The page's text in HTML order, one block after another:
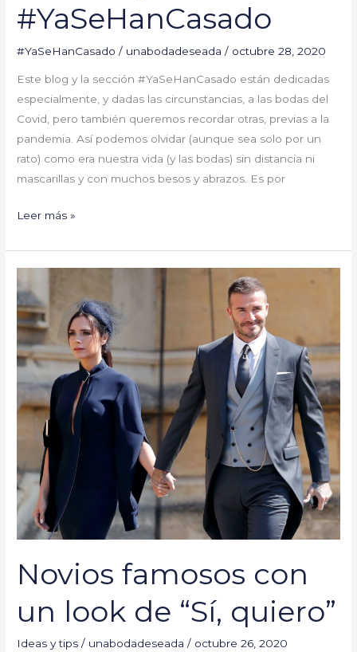
#YaSeHanCasado
#YaSeHanCasado / unabodadeseada/ octubre 28, 2020
Este blog y la sección #YaSeHanCasado están dedicadas
especialmente, y dadas las circunstancias, a las bodas del
Covid, pero también queremos recordar otras, previas a la
pandemia. Así podemos olvidar (aunque sea solo por un
rato) como era nuestra vida (y las bodas) sin distancia ni
mascarillas y con muchos besos y abrazos. Es por
Leer más »
Novios famosos con
un look de “Sí, quiero”
Ideas y tips / unabodadeseada/ octubre 26, 2020
famosos
con
un
look
quiero”